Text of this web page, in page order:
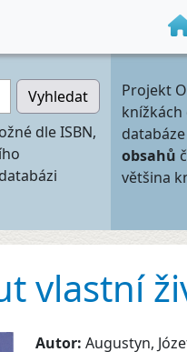
Vyhledat
dle ISBN,
Projekt
knížkách
obsahů
většina
vlastní
Autor: Augustyn,